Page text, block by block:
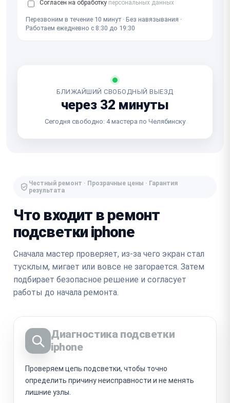
Согласен на обработку персональных данных
Перезвоним в течение 10 минут · Без навязывания ·
Работаем ежедневно с 8:30 до 19:30
БЛИЖАЙШИЙ СВОБОДНЫЙ ВЫЕЗД
через 32 минуты
Сегодня свободно: 4 мастера по Челябинску
Честный ремонт · Прозрачные цены · Гарантия
результата
Что входит в ремонт
подсветки iphone
Сначала мастер проверяет, из-за чего экран стал
тусклым, мигает или вовсе не загорается. Затем
подбирает безопасное решение и согласует
работы до начала ремонта.
Диагностика подсветки
iphone
Проверяем цепь подсветки, чтобы точно
определить причину неисправности и не менять
лишние узлы.